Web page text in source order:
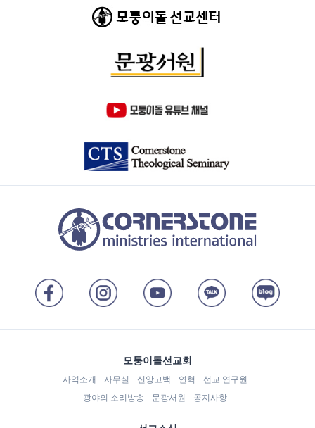
모퉁이돌선교회
사역소개 사무실 신앙고백 연혁
선교 연구원
광야의 소리방송
문광서원 공지사항